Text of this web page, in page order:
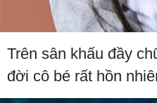
Trên sân khấu đầy
đời cô bé rất hồn